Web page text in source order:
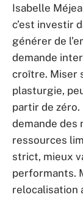
Isabelle
c’est investir
générer de
demande
croître. Miser
plasturgie,
partir de
demande des
ressources
strict, mieux
performants.
relocalisation